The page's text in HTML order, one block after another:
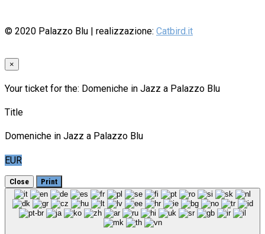
© 2020 Palazzo Blu | realizzazione: Catbird.it
×
Your ticket for the: Domeniche in Jazz a Palazzo Blu
Title
Domeniche in Jazz a Palazzo Blu
EUR
Close Print